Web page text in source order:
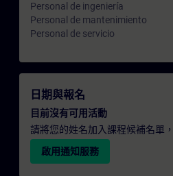
Personal de ingeniería
Personal de mantenimiento
Personal de servicio
日期與報名
目前沒有可用活動
請將您的姓名加入課程候補名單
啟用通知服務